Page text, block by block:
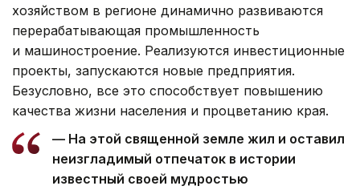
хозяйством в регионе динамично развиваются
перерабатывающая промышленность
и машиностроение. Реализуются инвестиционные
проекты, запускаются новые предприятия.
Безусловно, все это способствует повышению
качества жизни населения и процветанию края.
— На этой священной земле жил и оставил
неизгладимый отпечаток в истории
известный своей мудростью